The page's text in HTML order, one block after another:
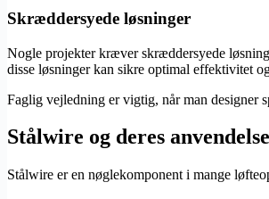
Skræddersyede løsninger
Nogle projekter kræver skræddersyede
disse løsninger kan sikre optimal effektivitet
Faglig vejledning er vigtig, når man designer
Stålwire og deres anvendelse
Stålwire er en nøglekomponent i mange